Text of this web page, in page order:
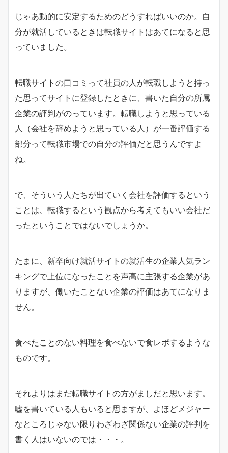
じゃあ動的に安定するためのどうすればいいのか。自
分が就活しているときは転職サイトはあてになると思
っていました。
転職サイトの口コミって社員の人が転職しようと持っ
た思ってサイトに登録したときに、書いた自分の所属
企業の評判がのっています。転職しようと思っている
人（会社を辞めようと思っている人）が一番評価する
部分って転職市場での自分の評価だと思うんですよ
ね。
で、そういう人たちが出ていく会社を評価するという
ことは、転職するという観点から考えてもいい会社だ
ったということではないでしょうか。
たまに、新卒向け就活サイトの就活生の企業人気ラン
キングで上位になったことを声高に主張する企業があ
りますが、働いたことない企業の評価はあてになりま
せん。
食べたことのない料理を食べないで食レポするような
ものです。
それよりはまだ転職サイトの方がましだと思います。
嘘を書いている人もいると思ますが、よほどメジャー
なところじゃない限りわざわざ関係ない企業の評判を
書く人はいないのでは・・・。